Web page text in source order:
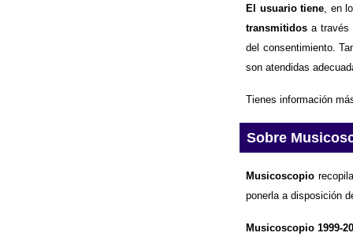
El usuario tiene , en
transmitidos a través
del consentimiento.
son atendidas
Tienes información
Sobre
Musicoscopio
ponerla a disposición
Musicoscopio 1999-